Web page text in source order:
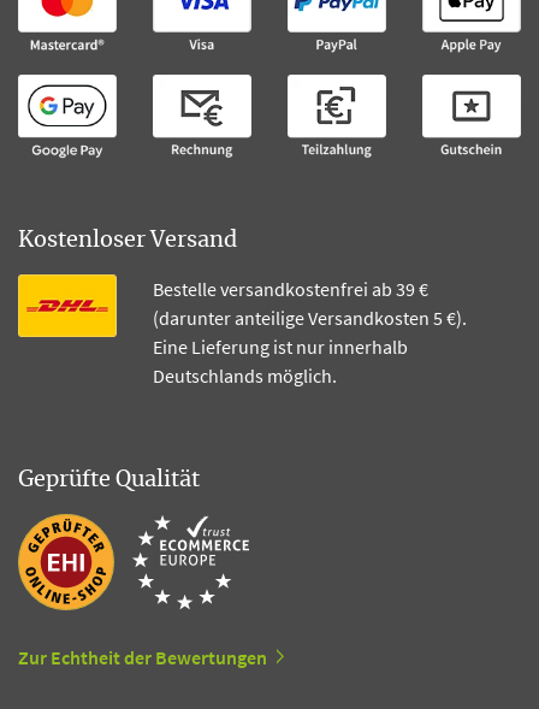
Kostenloser Versand
Bestelle versandkostenfrei ab 39 €
(darunter anteilige Versandkosten 5 €).
Eine Lieferung ist nur innerhalb
Deutschlands möglich.
Geprüfte Qualität
Zur Echtheit der Bewertungen